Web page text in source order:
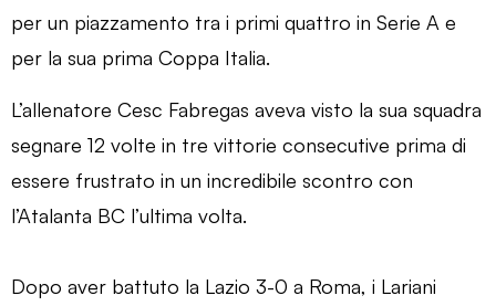
per un piazzamento tra i primi quattro in Serie A e
per la sua prima Coppa Italia.
L’allenatore Cesc Fabregas aveva visto la sua squadra
segnare 12 volte in tre vittorie consecutive prima di
essere frustrato in un incredibile scontro con
l’Atalanta BC l’ultima volta.
Dopo aver battuto la Lazio 3-0 a Roma, i Lariani